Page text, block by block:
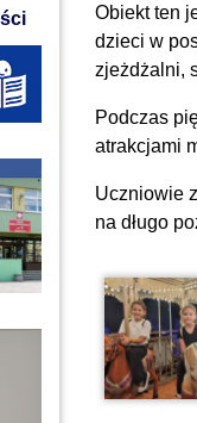
Obiekt ten
dzieci w
zjeżdżalni,
Podczas
atrakcjami
Uczniowie
na długo